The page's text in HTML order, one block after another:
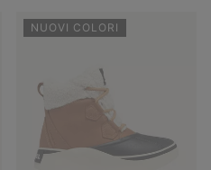
NUOVI COLORI